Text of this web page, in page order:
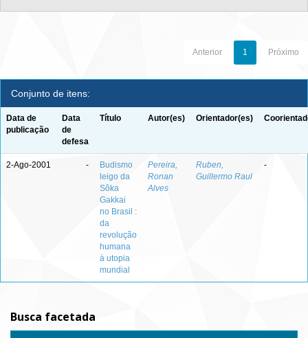
Anterior 1 Próximo
Conjunto de itens:
Data de
publicação
Data
de
defesa
Título Autor(es) Orientador(es)
2-Ago-2001 -
Budismo
leigo da
Sôka
Gakkai
no Brasil :
da
revolução
humana
à utopia
mundial
Pereira,
Ronan
Alves
Ruben,
Guillermo Raul
-
Busca facetada